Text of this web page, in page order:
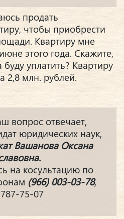
продать
чтобы приобрести
Квартиру мне
этого года. Скажите,
уплатить? Квартиру
2,8 млн. рублей.
вопрос отвечает,
юридических наук,
Вашанова Оксана
на косультацию по
(966) 003-03-78,
75-07